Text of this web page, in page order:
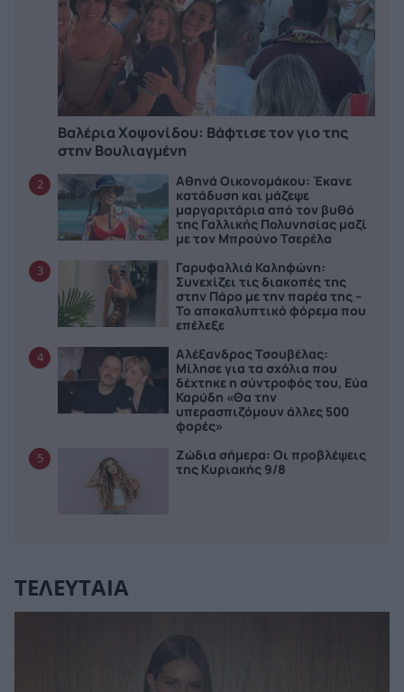
Βαλέρια Χοψονίδου: Bάφτισε τον γιο της
στην Βουλιαγμένη
2
Αθηνά Οικονομάκου: Έκανε
κατάδυση και μάζεψε
μαργαριτάρια από τον βυθό
της Γαλλικής Πολυνησίας μαζί
με τον Μπρούνο Τσερέλα
3
Γαρυφαλλιά Καληφώνη:
Συνεχίζει τις διακοπές της
στην Πάρο με την παρέα της –
Το αποκαλυπτικό φόρεμα που
επέλεξε
4
Αλέξανδρος Τσουβέλας:
Μίλησε για τα σχόλια που
δέχτηκε η σύντροφός του, Εύα
Καρύδη «Θα την
υπερασπιζόμουν άλλες 500
φορές»
5
Ζώδια σήμερα: Οι προβλέψεις
της Κυριακής 9/8
ΤΕΛΕΥΤΑΙΑ